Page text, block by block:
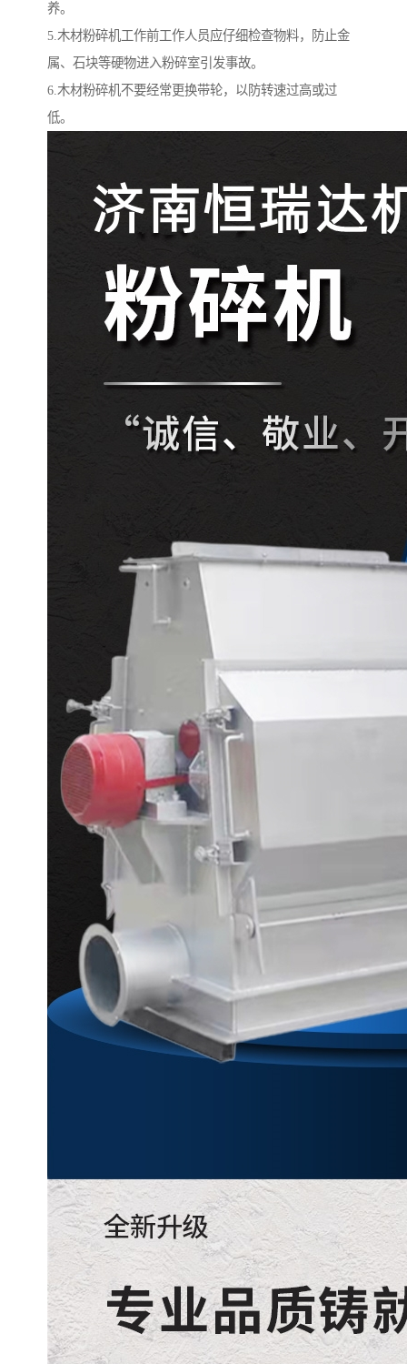
养。
5.木材粉碎机工作前工作人员应仔细检查物料，防止金
属、石块等硬物进入粉碎室引发事故。
6.木材粉碎机不要经常更换带轮，以防转速过高或过
低。